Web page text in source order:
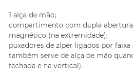
1 alça de mão;
compartimento com dupla
magnético (na extremidade);
puxadores de zíper ligados por
também serve de alça de mão
fechada e na vertical).